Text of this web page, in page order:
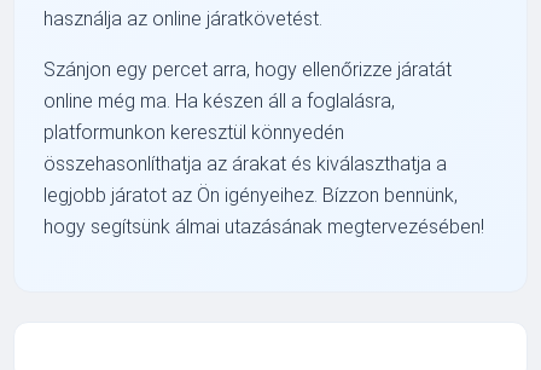
használja az online járatkövetést.
Szánjon egy percet arra, hogy ellenőrizze járatát
online még ma. Ha készen áll a foglalásra,
platformunkon keresztül könnyedén
összehasonlíthatja az árakat és kiválaszthatja a
legjobb járatot az Ön igényeihez. Bízzon bennünk,
hogy segítsünk álmai utazásának megtervezésében!